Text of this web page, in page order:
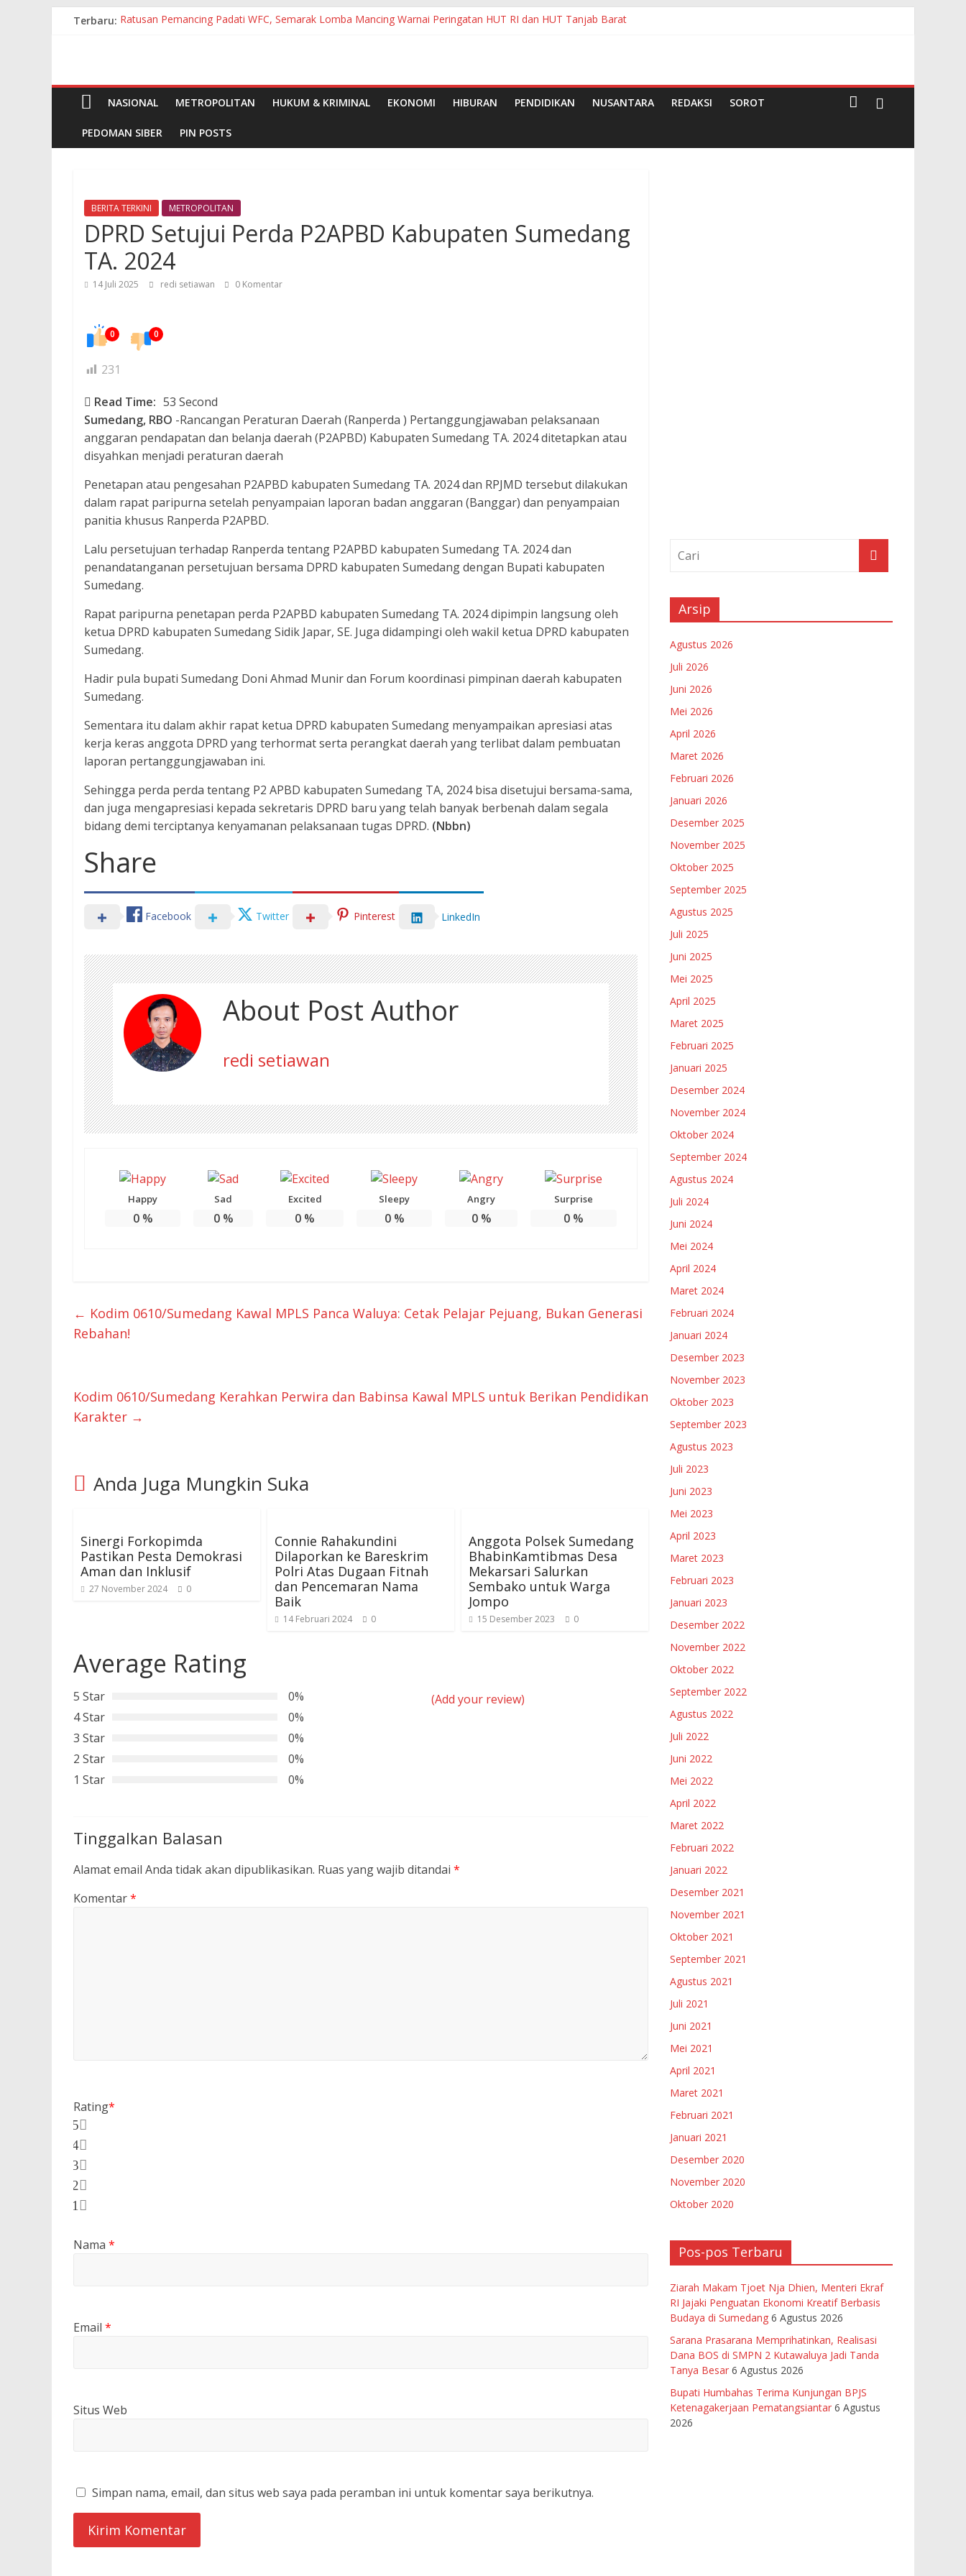
Terbaru: Ratusan Pemancing Padati WFC, Semarak Lomba Mancing Warnai Peringatan HUT RI dan HUT Tanjab Barat
Sekda Resmi Buka Diklat Paskibraka Kabupaten Pelalawan Tahun 2026
NASIONAL
METROPOLITAN HUKUM & KRIMINAL EKONOMI HIBURAN PENDIDIKAN NUSANTARA REDAKSI SOROT
PEDOMAN SIBER PIN POSTS
BERITA TERKINI METROPOLITAN
DPRD Setujui Perda P2APBD Kabupaten Sumedang
TA. 2024
14 Juli 2025 redi setiawan 0 Komentar
0 0
231
Read Time: 53 Second
Sumedang, RBO -Rancangan Peraturan Daerah (Ranperda ) Pertanggungjawaban pelaksanaan
anggaran pendapatan dan belanja daerah (P2APBD) Kabupaten Sumedang TA. 2024 ditetapkan atau
disyahkan menjadi peraturan daerah
Penetapan atau pengesahan P2APBD kabupaten Sumedang TA. 2024 dan RPJMD tersebut dilakukan
dalam rapat paripurna setelah penyampaian laporan badan anggaran (Banggar) dan penyampaian
panitia khusus Ranperda P2APBD.
Lalu persetujuan terhadap Ranperda tentang P2APBD kabupaten Sumedang TA. 2024 dan
penandatanganan persetujuan bersama DPRD kabupaten Sumedang dengan Bupati kabupaten
Sumedang.
Rapat paripurna penetapan perda P2APBD kabupaten Sumedang TA. 2024 dipimpin langsung oleh
ketua DPRD kabupaten Sumedang Sidik Japar, SE. Juga didampingi oleh wakil ketua DPRD kabupaten
Sumedang.
Hadir pula bupati Sumedang Doni Ahmad Munir dan Forum koordinasi pimpinan daerah kabupaten
Sumedang.
Sementara itu dalam akhir rapat ketua DPRD kabupaten Sumedang menyampaikan apresiasi atas
kerja keras anggota DPRD yang terhormat serta perangkat daerah yang terlibat dalam pembuatan
laporan pertanggungjawaban ini.
Sehingga perda perda tentang P2 APBD kabupaten Sumedang TA, 2024 bisa disetujui bersama-sama,
dan juga mengapresiasi kepada sekretaris DPRD baru yang telah banyak berbenah dalam segala
bidang demi terciptanya kenyamanan pelaksanaan tugas DPRD. (Nbbn)
Share
Facebook Twitter Pinterest LinkedIn
About Post Author
redi setiawan
Happy
0%
Sad
0%
Excited
0 %
Sleepy
0%
Angry
0%
Surprise
0 %
← Kodim 0610/Sumedang Kawal MPLS Panca Waluya: Cetak Pelajar Pejuang, Bukan Generasi
Rebahan!
Kodim 0610/Sumedang Kerahkan Perwira dan Babinsa Kawal MPLS untuk Berikan Pendidikan
Karakter →
Anda Juga Mungkin Suka
Sinergi Forkopimda
Pastikan Pesta Demokrasi
Aman dan Inklusif
27 November 2024 0
Connie Rahakundini
Dilaporkan ke Bareskrim
Polri Atas Dugaan Fitnah
dan Pencemaran Nama
Baik
14 Februari 2024 0
Anggota Polsek Sumedang
BhabinKamtibmas Desa
Mekarsari Salurkan
Sembako untuk Warga
Jompo
15 Desember 2023 0
Average Rating
5 Star
0%
4 Star
0%
3 Star
0%
2 Star
0%
1 Star
0%
(Add your review)
Tinggalkan Balasan
Alamat email Anda tidak akan dipublikasikan. Ruas yang wajib ditandai *
Komentar*
Rating*
5
4
3
2
1
Nama *
Email *
Situs Web
Simpan nama, email, dan situs web saya pada peramban ini untuk komentar saya berikutnya.
Arsip
Agustus 2026
Juli 2026
Juni 2026
Mei 2026
April 2026
Maret 2026
Februari 2026
Januari 2026
Desember 2025
November 2025
Oktober 2025
September 2025
Agustus 2025
Juli 2025
Juni 2025
Mei 2025
April 2025
Maret 2025
Februari 2025
Januari 2025
Desember 2024
November 2024
Oktober 2024
September 2024
Agustus 2024
Juli 2024
Juni 2024
Mei 2024
April 2024
Maret 2024
Februari 2024
Januari 2024
Desember 2023
November 2023
Oktober 2023
September 2023
Agustus 2023
Juli 2023
Juni 2023
Mei 2023
April 2023
Maret 2023
Februari 2023
Januari 2023
Desember 2022
November 2022
Oktober 2022
September 2022
Agustus 2022
Juli 2022
Juni 2022
Mei 2022
April 2022
Maret 2022
Februari 2022
Januari 2022
Desember 2021
November 2021
Oktober 2021
September 2021
Agustus 2021
Juli 2021
Juni 2021
Mei 2021
April 2021
Maret 2021
Februari 2021
Januari 2021
Desember 2020
November 2020
Oktober 2020
Pos-pos Terbaru
Ziarah Makam Tjoet Nja Dhien, Menteri Ekraf
RI Jajaki Penguatan Ekonomi Kreatif Berbasis
Budaya di Sumedang 6 Agustus 2026
Sarana Prasarana Memprihatinkan, Realisasi
Dana BOS di SMPN 2 Kutawaluya Jadi Tanda
Tanya Besar 6 Agustus 2026
Bupati Humbahas Terima Kunjungan BPJS
Ketenagakerjaan Pematangsiantar 6 Agustus
2026